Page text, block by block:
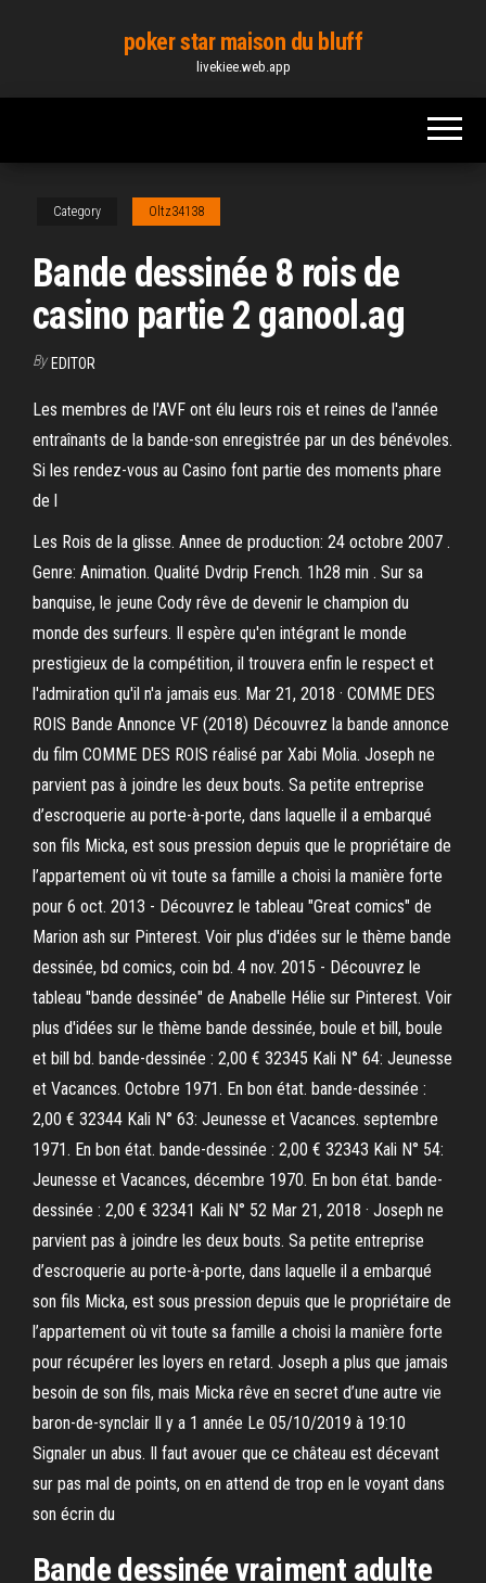
content
poker star maison du bluff
livekiee.web.app
Category Oltz34138
Bande dessinée 8 rois de
casino partie 2 ganool.ag
By EDITOR
Les membres de l'AVF ont élu leurs rois et reines de l'année
entraînants de la bande-son enregistrée par un des bénévoles.
Si les rendez-vous au Casino font partie des moments phare
de l
Les Rois de la glisse. Annee de production: 24 octobre 2007 .
Genre: Animation. Qualité Dvdrip French. 1h28 min . Sur sa
banquise, le jeune Cody rêve de devenir le champion du
monde des surfeurs. Il espère qu'en intégrant le monde
prestigieux de la compétition, il trouvera enfin le respect et
l'admiration qu'il n'a jamais eus. Mar 21, 2018 · COMME DES
ROIS Bande Annonce VF (2018) Découvrez la bande annonce
du film COMME DES ROIS réalisé par Xabi Molia. Joseph ne
parvient pas à joindre les deux bouts. Sa petite entreprise
d’escroquerie au porte-à-porte, dans laquelle il a embarqué
son fils Micka, est sous pression depuis que le propriétaire de
l’appartement où vit toute sa famille a choisi la manière forte
pour 6 oct. 2013 - Découvrez le tableau "Great comics" de
Marion ash sur Pinterest. Voir plus d'idées sur le thème bande
dessinée, bd comics, coin bd. 4 nov. 2015 - Découvrez le
tableau "bande dessinée" de Anabelle Hélie sur Pinterest. Voir
plus d'idées sur le thème bande dessinée, boule et bill, boule
et bill bd. bande-dessinée : 2,00 € 32345 Kali N° 64: Jeunesse
et Vacances. Octobre 1971. En bon état. bande-dessinée :
2,00 € 32344 Kali N° 63: Jeunesse et Vacances. septembre
1971. En bon état. bande-dessinée : 2,00 € 32343 Kali N° 54:
Jeunesse et Vacances, décembre 1970. En bon état. bande-
dessinée : 2,00 € 32341 Kali N° 52 Mar 21, 2018 · Joseph ne
parvient pas à joindre les deux bouts. Sa petite entreprise
d’escroquerie au porte-à-porte, dans laquelle il a embarqué
son fils Micka, est sous pression depuis que le propriétaire de
l’appartement où vit toute sa famille a choisi la manière forte
pour récupérer les loyers en retard. Joseph a plus que jamais
besoin de son fils, mais Micka rêve en secret d’une autre vie
baron-de-synclair Il y a 1 année Le 05/10/2019 à 19:10
Signaler un abus. Il faut avouer que ce château est décevant
sur pas mal de points, on en attend de trop en le voyant dans
son écrin du
Bande dessinée vraiment adulte